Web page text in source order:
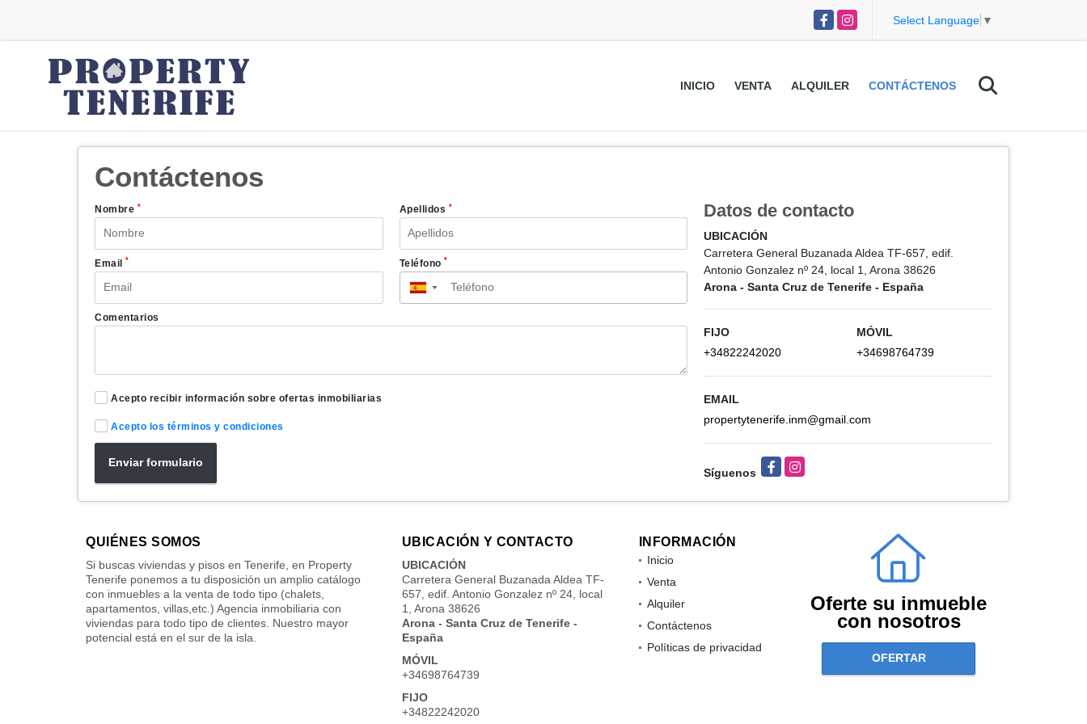
FacebookInstagram Select Language ▼
INICIO VENTA ALQUILER CONTÁCTENOS
Contáctenos
Nombre * Apellidos *
Email * Teléfono*
▼
Comentarios
Acepto recibir información sobre ofertas inmobiliarias
Acepto los términos y condiciones
Enviar formulario
Datos de contacto
UBICACIÓN
Carretera General Buzanada Aldea TF-657, edif.
Antonio Gonzalez nº 24, local 1, Arona 38626
Arona - Santa Cruz de Tenerife - España
FIJO
+34822242020
MÓVIL
+34698764739
EMAIL
propertytenerife.inm@gmail.com
Síguenos
FacebookInstagram
QUIÉNES SOMOS
Si buscas viviendas y pisos en Tenerife, en Property
Tenerife ponemos a tu disposición un amplio catálogo
con inmuebles a la venta de todo tipo (chalets,
apartamentos, villas,etc.) Agencia inmobiliaria con
viviendas para todo tipo de clientes. Nuestro mayor
potencial está en el sur de la isla.
UBICACIÓN Y CONTACTO
UBICACIÓN
Carretera General Buzanada Aldea TF-
657, edif. Antonio Gonzalez nº 24, local
1, Arona 38626
Arona - Santa Cruz de Tenerife -
España
MÓVIL
+34698764739
FIJO
+34822242020
INFORMACIÓN
Inicio
Venta
Alquiler
Contáctenos
Políticas de privacidad
Oferte su inmueble
con nosotros
OFERTAR